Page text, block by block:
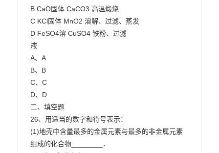
B CaO固体 CaCO3 高温煅烧
C KCl固体 MnO2 溶解、过滤、蒸发
D FeSO4溶 CuSO4 铁粉、过滤
液
A、A
B、B
C、C
D、D
二、填空题
26、用适当的数字和符号表示：
(1)地壳中含量最多的金属元素与最多的非金属元素
组成的化合物________．